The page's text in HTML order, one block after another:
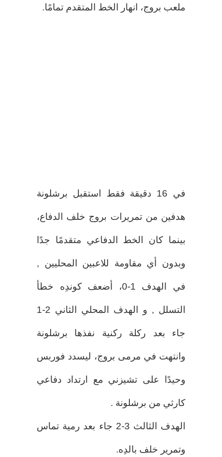
ملعب بروج، انهار الخط المتقدم تمامًا.
في 16 دقيقة فقط استقبل برشلونة
هدفين من تمريرات بروج خلف الدفاع،
بينما كان الخط الدفاعي متقدمًا جدًا
وبدون أي مقاومة للاعبين المحليين ,
في الهدف 1-0، أضعف كوندِه خطأ
التسلل , و الهدف المحلي الثاني 2-1
جاء بعد ركلة ركنية نفذها برشلونة
وانتهت في مرمى بروج، ليسدد فوربس
وحيدًا على تشيزني مع ارتداد دفاعي
كارثي من برشلونة .
الهدف الثالث 3-2 جاء بعد رمية تماس
وتمرير خلف بالدِه.